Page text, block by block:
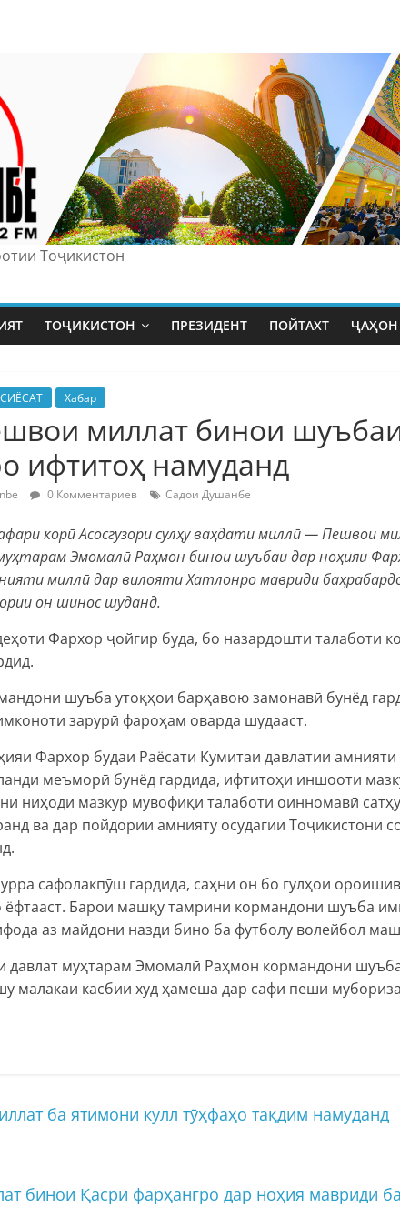
Тоҷикистон
ТОҶИКИСТОН ПРЕЗИДЕНТ ПОЙТАХТ ҶАҲОН
СИЁСАТ Хабар
миллат бинои
ифтитоҳ намуданд
0 Комментариев Садои Душанбе
корӣ Асосгузори сулҳу ваҳдати миллӣ — Пешвои
Эмомалӣ Раҳмон бинои шуъбаи дар ноҳияи
миллӣ дар вилояти Хатлонро мавриди
он шинос шуданд.
Фархор ҷойгир буда, бо назардошти талаботи
шуъба утоқҳои барҳавою замонавӣ бунёд
зарурӣ фароҳам оварда шудааст.
Фархор будаи Раёсати Кумитаи давлатии
меъморӣ бунёд гардида, ифтитоҳи иншооти
ниҳоди мазкур мувофиқи талаботи оинномавӣ
ва дар пойдории амнияту осудагии Тоҷикистони
сафолакпӯш гардида, саҳни он бо гулҳои
ёфтааст. Барои машқу тамрини кормандони шуъба
аз майдони назди бино ба футболу волейбол
давлат муҳтарам Эмомалӣ Раҳмон кормандони
малакаи касбии худ ҳамеша дар сафи пеши
ба ятимони кулл тӯҳфаҳо тақдим намуданд
бинои Қасри фарҳангро дар ноҳия мавриди